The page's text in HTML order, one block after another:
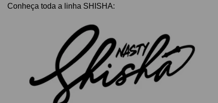
Conheça toda a linha SHISHA: